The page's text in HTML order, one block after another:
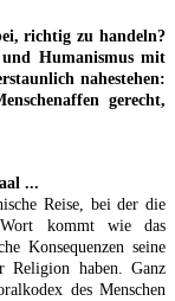
richtig zu handeln?
Humanismus mit
nahestehen:
gerecht,
...
Reise, bei der die
kommt wie das
Konsequenzen seine
Religion haben. Ganz
des Menschen